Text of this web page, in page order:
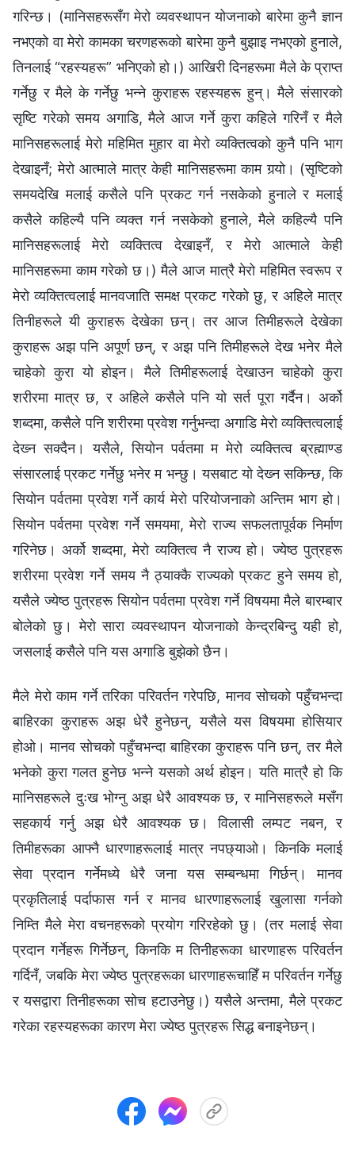
गरिन्छ। (मानिसहरूसँग मेरो व्यवस्थापन योजनाको बारेमा कुनै ज्ञान
नभएको वा मेरो कामका चरणहरूको बारेमा कुनै बुझाइ नभएको हुनाले,
तिनलाई “रहस्यहरू” भनिएको हो।) आखिरी दिनहरूमा मैले के प्राप्त
गर्नेछु र मैले के गर्नेछु भन्‍ने कुराहरू रहस्यहरू हुन्। मैले संसारको
सृष्टि गरेको समय अगाडि, मैले आज गर्ने कुरा कहिले गरिनँ र मैले
मानिसहरूलाई मेरो महिमित मुहार वा मेरो व्यक्तित्वको कुनै पनि भाग
देखाइनँ; मेरो आत्माले मात्र केही मानिसहरूमा काम गर्‍यो। (सृष्टिको
समयदेखि मलाई कसैले पनि प्रकट गर्न नसकेको हुनाले र मलाई
कसैले कहिल्यै पनि व्यक्त गर्न नसकेको हुनाले, मैले कहिल्यै पनि
मानिसहरूलाई मेरो व्यक्तित्व देखाइनँ, र मेरो आत्माले केही
मानिसहरूमा काम गरेको छ।) मैले आज मात्रै मेरो महिमित स्वरूप र
मेरो व्यक्तित्वलाई मानवजाति समक्ष प्रकट गरेको छु, र अहिले मात्र
तिनीहरूले यी कुराहरू देखेका छन्। तर आज तिमीहरूले देखेका
कुराहरू अझ पनि अपूर्ण छन्, र अझ पनि तिमीहरूले देख भनेर मैले
चाहेको कुरा यो होइन। मैले तिमीहरूलाई देखाउन चाहेको कुरा
शरीरमा मात्र छ, र अहिले कसैले पनि यो सर्त पूरा गर्दैन। अर्को
शब्दमा, कसैले पनि शरीरमा प्रवेश गर्नुभन्दा अगाडि मेरो व्यक्तित्वलाई
देख्‍न सक्दैन। यसैले, सियोन पर्वतमा म मेरो व्यक्तित्व ब्रह्माण्ड
संसारलाई प्रकट गर्नेछु भनेर म भन्छु। यसबाट यो देख्‍न सकिन्छ, कि
सियोन पर्वतमा प्रवेश गर्ने कार्य मेरो परियोजनाको अन्तिम भाग हो।
सियोन पर्वतमा प्रवेश गर्ने समयमा, मेरो राज्य सफलतापूर्वक निर्माण
गरिनेछ। अर्को शब्दमा, मेरो व्यक्तित्व नै राज्य हो। ज्येष्ठ पुत्रहरू
शरीरमा प्रवेश गर्ने समय नै ठ्याक्कै राज्यको प्रकट हुने समय हो,
यसैले ज्येष्ठ पुत्रहरू सियोन पर्वतमा प्रवेश गर्ने विषयमा मैले बारम्बार
बोलेको छु। मेरो सारा व्यवस्थापन योजनाको केन्द्रबिन्दु यही हो,
जसलाई कसैले पनि यस अगाडि बुझेको छैन।
मैले मेरो काम गर्ने तरिका परिवर्तन गरेपछि, मानव सोचको पहुँचभन्दा
बाहिरका कुराहरू अझ धेरै हुनेछन्, यसैले यस विषयमा होसियार
होओ। मानव सोचको पहुँचभन्दा बाहिरका कुराहरू पनि छन्, तर मैले
भनेको कुरा गलत हुनेछ भन्‍ने यसको अर्थ होइन। यति मात्रै हो कि
मानिसहरूले दुःख भोग्‍नु अझ धेरै आवश्यक छ, र मानिसहरूले मसँग
सहकार्य गर्नु अझ धेरै आवश्यक छ। विलासी लम्पट नबन, र
तिमीहरूका आफ्नै धारणाहरूलाई मात्र नपछ्याओ। किनकि मलाई
सेवा प्रदान गर्नेमध्ये धेरै जना यस सम्बन्धमा गिर्छन्। मानव
प्रकृतिलाई पर्दाफास गर्न र मानव धारणाहरूलाई खुलासा गर्नको
निम्ति मैले मेरा वचनहरूको प्रयोग गरिरहेको छु। (तर मलाई सेवा
प्रदान गर्नेहरू गिर्नेछन्, किनकि म तिनीहरूका धारणाहरू परिवर्तन
गर्दिनँ, जबकि मेरा ज्येष्ठ पुत्रहरूका धारणाहरूचाहिँ म परिवर्तन गर्नेछु
र यसद्वारा तिनीहरूका सोच हटाउनेछु।) यसैले अन्तमा, मैले प्रकट
गरेका रहस्यहरूका कारण मेरा ज्येष्ठ पुत्रहरू सिद्ध बनाइनेछन्।